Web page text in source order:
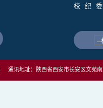
校 纪 委
通讯地址：陕西省西安市长安区文